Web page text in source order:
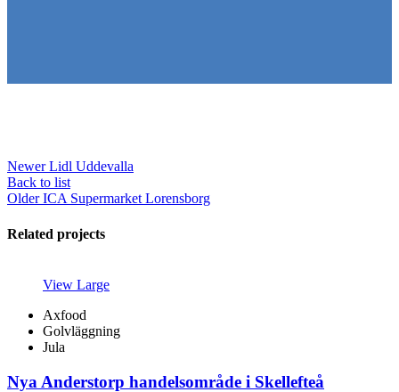
Newer Lidl Uddevalla
Back to list
Older ICA Supermarket Lorensborg
Related projects
View Large
Axfood
Golvläggning
Jula
Nya Anderstorp handelsområde i Skellefteå